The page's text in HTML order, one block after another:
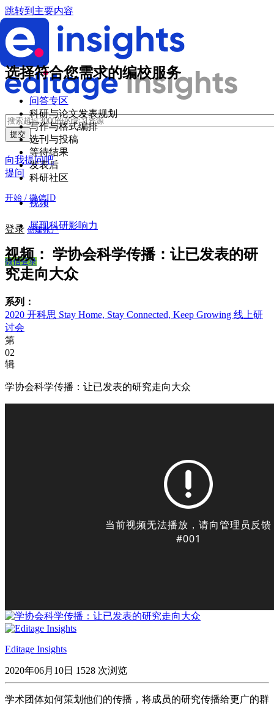
跳转到主要内容
向我提问吧
提问
开始 / 微信ID
登录 创建账户
微信登录
选择符合您需求的编校服务
问答专区
科研与论文发表规划
写作与格式编排
选刊与投稿
等待结果
发表后
科研社区
视频
展现科研影响力
视频： 学协会科学传播：让已发表的研
究走向大众
系列：
2020 开科思 Stay Home, Stay Connected, Keep Growing 线上研
讨会
第
02
辑
学协会科学传播：让已发表的研究走向大众
Editage Insights
2020年06月10日 1528 次浏览
学术团体如何策划他们的传播，将成员的研究传播给更广的群